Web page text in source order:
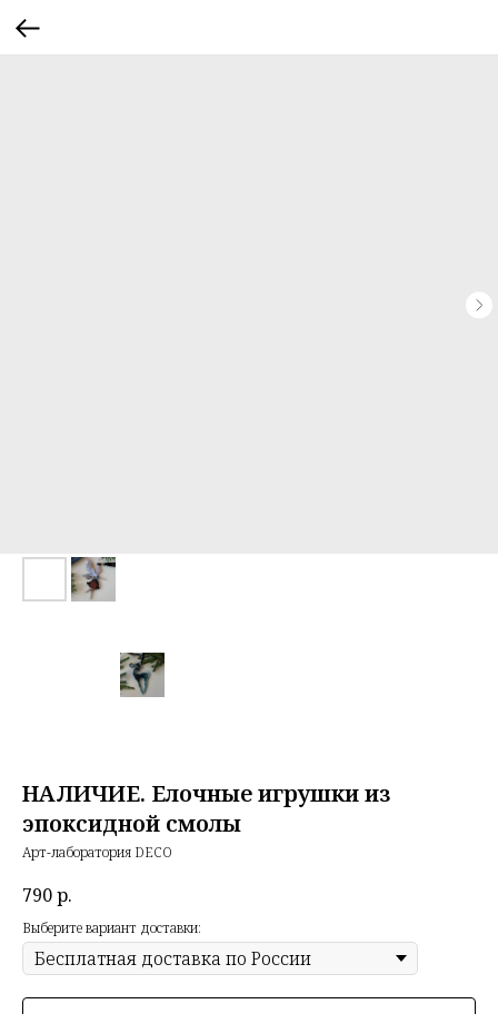
НАЛИЧИЕ. Елочные игрушки из
эпоксидной смолы
Арт-лаборатория DECO
790р.
Выберите вариант доставки: